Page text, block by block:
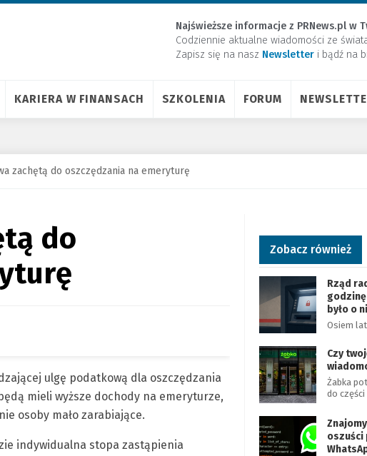
Najświeższe informacje z PRNews.pl w
Codziennie aktualne wiadomości ze
Zapisz się na nasz Newsletter ​i bądź na
KARIERA W FINANSACH SZKOLENIA FORUM
zachętą do oszczędzania na emeryturę
do
ulgę podatkową dla oszczędzania
mieli wyższe dochody na emeryturze,
osoby mało zarabiające.
indywidualna stopa zastąpienia
Zobacz również
Rząd
było o
Osiem
Czy
Żabka
do
oszuści